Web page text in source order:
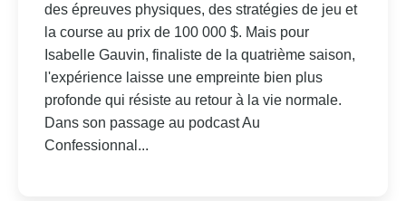
des épreuves physiques, des stratégies de jeu et
la course au prix de 100 000 $. Mais pour
Isabelle Gauvin, finaliste de la quatrième saison,
l'expérience laisse une empreinte bien plus
profonde qui résiste au retour à la vie normale.
Dans son passage au podcast Au
Confessionnal...